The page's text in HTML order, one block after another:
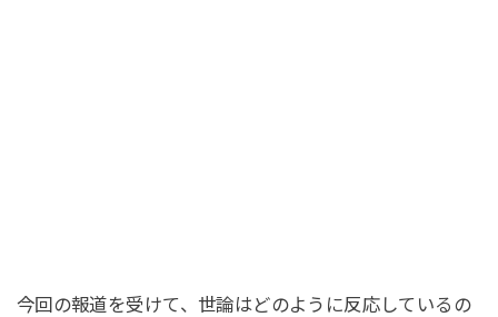
今回の報道を受けて、世論はどのように反応しているの